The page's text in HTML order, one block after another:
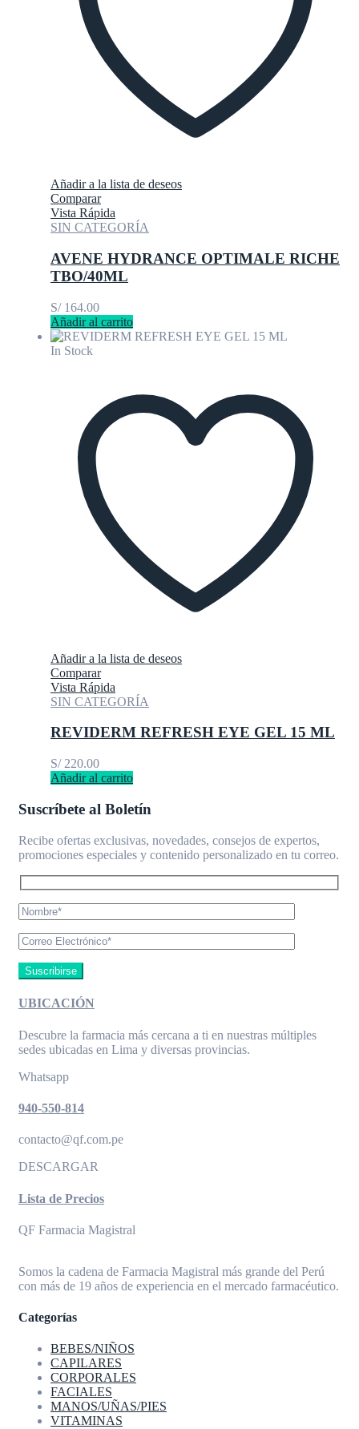
Añadir a la lista de deseos
Comparar
Vista Rápida
SIN CATEGORÍA
AVENE HYDRANCE OPTIMALE RICHE
TBO/40ML
S/164.00
Añadir al carrito
In Stock
Añadir a la lista de deseos
Comparar
Vista Rápida
SIN CATEGORÍA
REVIDERM REFRESH EYE GEL 15 ML
S/220.00
Añadir al carrito
Suscríbete al Boletín
Recibe ofertas exclusivas, novedades, consejos de expertos,
promociones especiales y contenido personalizado en tu correo.
UBICACIÓN
Descubre la farmacia más cercana a ti en nuestras múltiples
sedes ubicadas en Lima y diversas provincias.
Whatsapp
940-550-814
contacto@qf.com.pe
DESCARGAR
Lista de Precios
QF Farmacia Magistral
Somos la cadena de Farmacia Magistral más grande del Perú
con más de 19 años de experiencia en el mercado farmacéutico.
Categorías
BEBES/NIÑOS
CAPILARES
CORPORALES
FACIALES
MANOS/UÑAS/PIES
VITAMINAS